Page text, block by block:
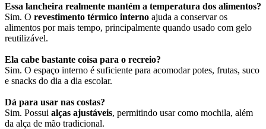
Essa lancheira realmente mantém a temperatura dos alimentos?
Sim. O revestimento térmico interno ajuda a conservar os
alimentos por mais tempo, principalmente quando usado com gelo
reutilizável.
Ela cabe bastante coisa para o recreio?
Sim. O espaço interno é suficiente para acomodar potes, frutas, suco
e snacks do dia a dia escolar.
Dá para usar nas costas?
Sim. Possui alças ajustáveis, permitindo usar como mochila, além
da alça de mão tradicional.